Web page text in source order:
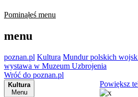
Pominąłeś menu
menu
poznan.pl Kultura Mundur polskich
wystawa w Muzeum Uzbrojenia
Wróć do poznan.pl
Kultura
Menu
Powiększ